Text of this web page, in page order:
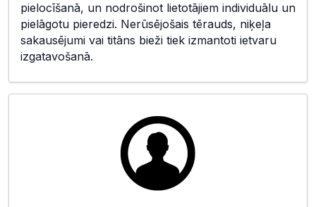
pielocīšanā, un nodrošinot lietotājiem individuālu un
pielāgotu pieredzi. Nerūsējošais tērauds, niķeļa
sakausējumi vai titāns bieži tiek izmantoti ietvaru
izgatavošanā.